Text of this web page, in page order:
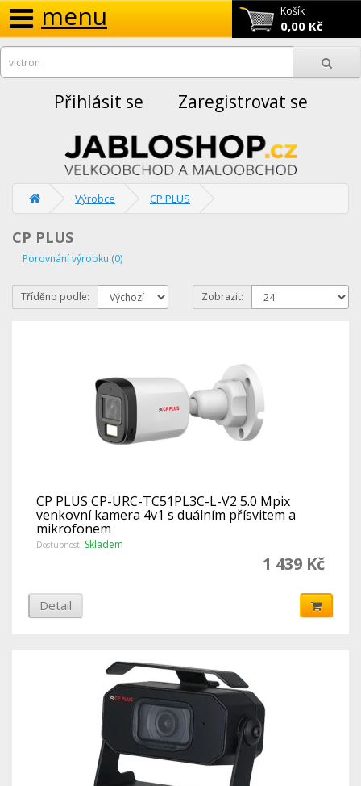
Košík
0,00 Kč
menu
Přihlásit se Zaregistrovat se
Výrobce CP PLUS
CP PLUS
Porovnání výrobku (0)
Tříděno podle: Zobrazit:
CP PLUS CP-URC-TC51PL3C-L-V2 5.0 Mpix
venkovní kamera 4v1 s duálním přísvitem a
mikrofonem
Dostupnost: Skladem
1 439 Kč
Detail